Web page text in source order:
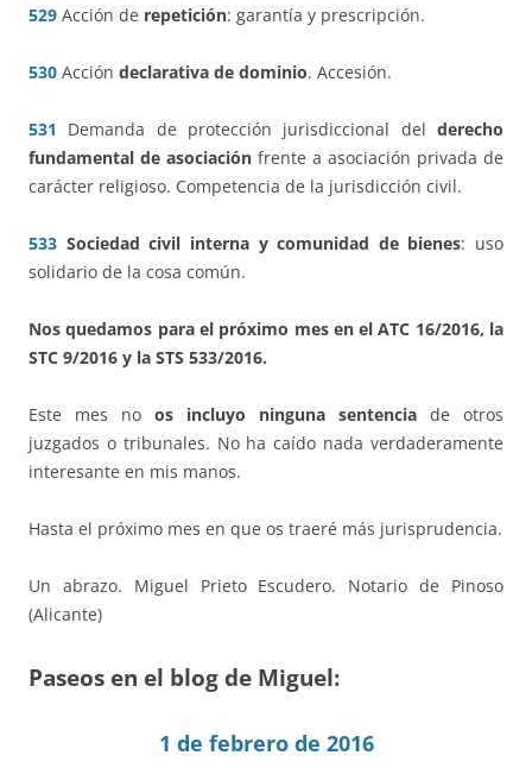
529 Acción de repetición: garantía y prescripción.
530 Acción declarativa de dominio. Accesión.
531 Demanda de protección jurisdiccional del derecho
fundamental de asociación frente a asociación privada de
carácter religioso. Competencia de la jurisdicción civil.
533 Sociedad civil interna y comunidad de bienes: uso
solidario de la cosa común.
Nos quedamos para el próximo mes en el ATC 16/2016, la
STC 9/2016 y la STS 533/2016.
Este mes no os incluyo ninguna sentencia de otros
juzgados o tribunales. No ha caído nada verdaderamente
interesante en mis manos.
Hasta el próximo mes en que os traeré más jurisprudencia.
Un abrazo. Miguel Prieto Escudero. Notario de Pinoso
(Alicante)
Paseos en el blog de Miguel:
1 de febrero de 2016